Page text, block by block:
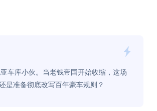
车库小伙。当老钱帝国开始收缩，这场
是准备彻底改写百年豪车规则？